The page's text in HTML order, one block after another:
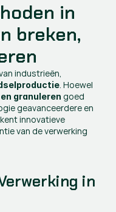
in
breken,
industrieën,
. Hoewel
granuleren goed
geavanceerdere en
innovatieve
van de verwerking
in